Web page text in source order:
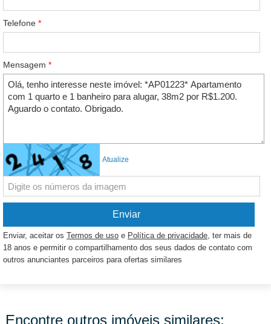
Telefone *
Mensagem *
Atualize
Enviar, aceitar os Termos de uso e Política de privacidade, ter mais de
18 anos e permitir o compartilhamento dos seus dados de contato com
outros anunciantes parceiros para ofertas similares
Encontre outros imóveis similares: